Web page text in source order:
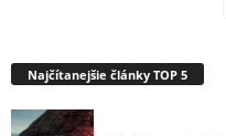
Najčítanejšie články TOP 5